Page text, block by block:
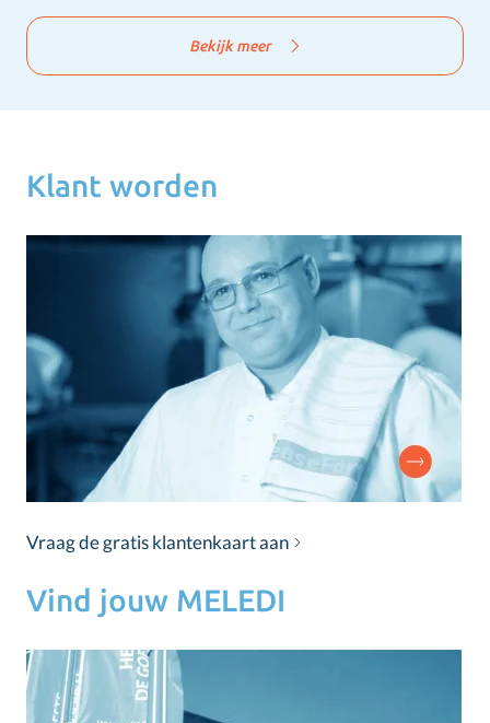
Bekijk meer
Klant worden
Vraag de gratis klantenkaart aan
Vind jouw MELEDI